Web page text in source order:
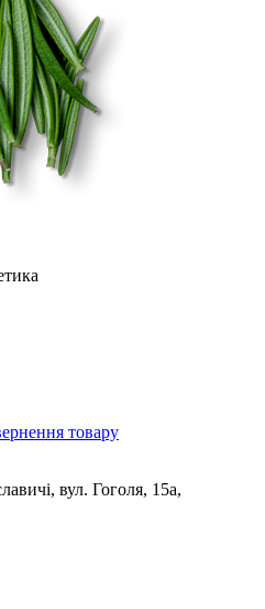
товару
вул. Гоголя, 15а,